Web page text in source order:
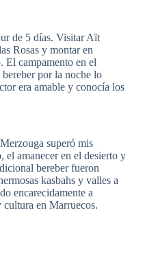
de 5 días. Visitar Aït
Rosas y montar en
El campamento en el
por la noche lo
era amable y conocía los
superó mis
el amanecer en el desierto y
bereber fueron
kasbahs y valles a
encarecidamente a
cultura en Marruecos.